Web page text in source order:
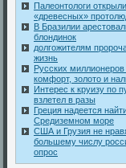
Палеонтологи
«древесных»
В Бразилии
блондинок
долгожителям
жизнь
Русских
комфорт, золото и
Интерес к круизу по
взлетел в разы
Греция надеется
Средиземном море
США и Грузия не
большему числу
опрос